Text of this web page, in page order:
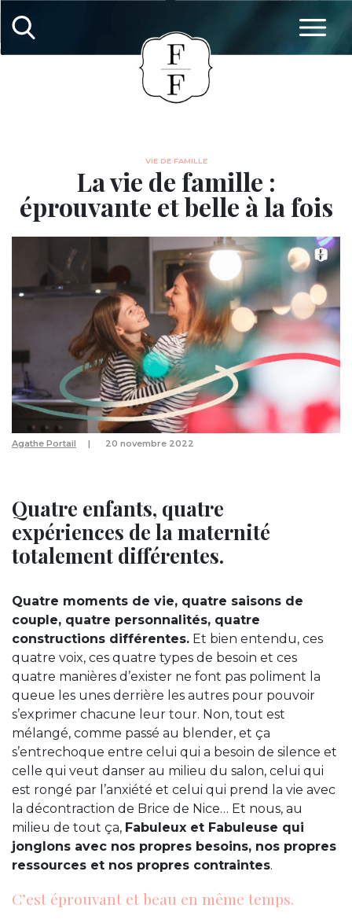
VIE DE FAMILLE
La vie de famille :
éprouvante et belle à la fois
Agathe Portail 20 novembre 2022
Quatre enfants, quatre
expériences de la maternité
totalement différentes.
Quatre moments de vie, quatre saisons de
couple, quatre personnalités, quatre
constructions différentes. Et bien entendu, ces
quatre voix, ces quatre types de besoin et ces
quatre manières d’exister ne font pas poliment la
queue les unes derrière les autres pour pouvoir
s’exprimer chacune leur tour. Non, tout est
mélangé, comme passé au blender, et ça
s’entrechoque entre celui qui a besoin de silence et
celle qui veut danser au milieu du salon, celui qui
est rongé par l’anxiété et celui qui prend la vie avec
la décontraction de Brice de Nice… Et nous, au
milieu de tout ça, Fabuleux et Fabuleuse qui
jonglons avec nos propres besoins, nos propres
ressources et nos propres contraintes.
C’est éprouvant et beau en même temps.